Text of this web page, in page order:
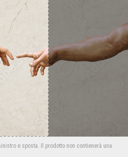
e sposta.
Il prodotto non contienerà una